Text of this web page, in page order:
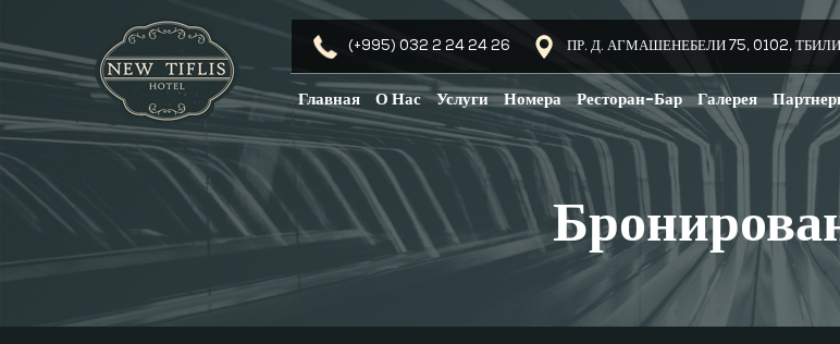
(+995) 032 2 24 24 26 ПР. Д. АГМАШЕНЕБЕЛИ 75, 0102,
Главная О Нас Услуги Номера Ресторан-Бар Галерея